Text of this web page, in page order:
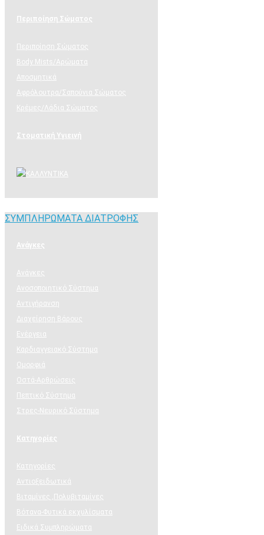
Περιποίηση Σώματος
Περιποίηση Σώματος
Body Mists/Αρώματα
Αποσμητικά
Αφρόλουτρα/Σαπούνια Σώματος
Κρέμες/Λάδια Σώματος
Στοματική Υγιεινή
ΣΥΜΠΛΗΡΩΜΑΤΑ ΔΙΑΤΡΟΦΗΣ
Ανάγκες
Ανάγκες
Ανοσοποιητικό Σύστημα
Αντιγήρανση
Διαχείρηση Βάρους
Ενέργεια
Καρδιαγγειακό Σύστημα
Ομορφιά
Οστά-Αρθρώσεις
Πεπτικό Σύστημα
Στρες-Νευρικό Σύστημα
Κατηγορίες
Κατηγορίες
Αντιοξειδωτικά
Βιταμίνες ,Πολυβιταμίνες
Βότανα-Φυτικά εκχυλίσματα
Ειδικά Συμπληρώματα